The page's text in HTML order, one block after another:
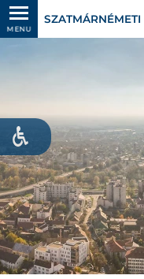
MENU
SZATMÁRNÉMETI